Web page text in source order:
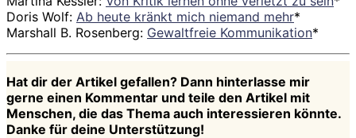
Doris Wolf: Ab heute kränkt mich niemand mehr*
Marshall B. Rosenberg: Gewaltfreie Kommunikation*
Hat dir der Artikel gefallen? Dann hinterlasse mir
gerne einen Kommentar und teile den Artikel mit
Menschen, die das Thema auch interessieren könnte.
Danke für deine Unterstützung!